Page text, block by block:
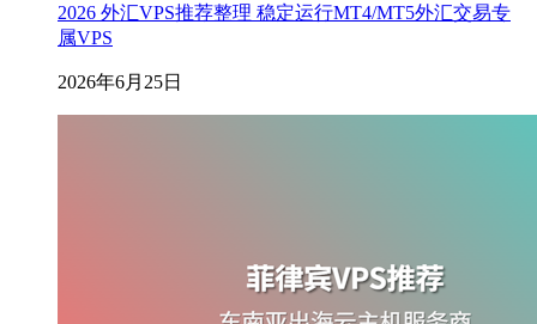
2026 外汇VPS推荐整理 稳定运行MT4/MT5外汇交易专
属VPS
2026年6月25日